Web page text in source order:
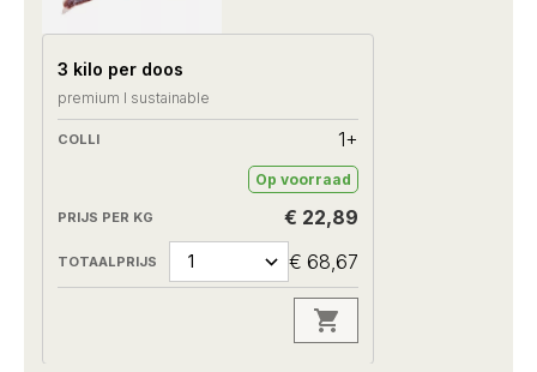
3 kilo per doos
premium I sustainable
1+
Op voorraad
€ 22,89
€ 68,67